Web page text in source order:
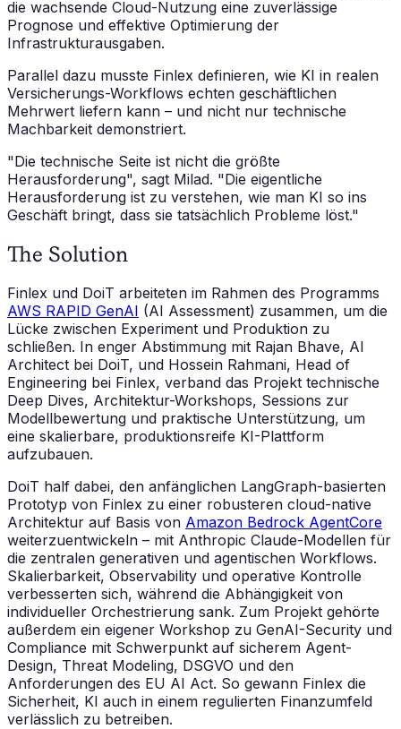
die wachsende Cloud-Nutzung eine zuverlässige
Prognose und effektive Optimierung der
Infrastrukturausgaben.
Parallel dazu musste Finlex definieren, wie KI in realen
Versicherungs-Workflows echten geschäftlichen
Mehrwert liefern kann – und nicht nur technische
Machbarkeit demonstriert.
"Die technische Seite ist nicht die größte
Herausforderung", sagt Milad. "Die eigentliche
Herausforderung ist zu verstehen, wie man KI so ins
Geschäft bringt, dass sie tatsächlich Probleme löst."
The Solution
Finlex und DoiT arbeiteten im Rahmen des Programms
AWS RAPID GenAI (AI Assessment) zusammen, um die
Lücke zwischen Experiment und Produktion zu
schließen. In enger Abstimmung mit Rajan Bhave, AI
Architect bei DoiT, und Hossein Rahmani, Head of
Engineering bei Finlex, verband das Projekt technische
Deep Dives, Architektur-Workshops, Sessions zur
Modellbewertung und praktische Unterstützung, um
eine skalierbare, produktionsreife KI-Plattform
aufzubauen.
DoiT half dabei, den anfänglichen LangGraph-basierten
Prototyp von Finlex zu einer robusteren cloud-native
Architektur auf Basis von Amazon Bedrock AgentCore
weiterzuentwickeln – mit Anthropic Claude-Modellen für
die zentralen generativen und agentischen Workflows.
Skalierbarkeit, Observability und operative Kontrolle
verbesserten sich, während die Abhängigkeit von
individueller Orchestrierung sank. Zum Projekt gehörte
außerdem ein eigener Workshop zu GenAI-Security und
Compliance mit Schwerpunkt auf sicherem Agent-
Design, Threat Modeling, DSGVO und den
Anforderungen des EU AI Act. So gewann Finlex die
Sicherheit, KI auch in einem regulierten Finanzumfeld
verlässlich zu betreiben.